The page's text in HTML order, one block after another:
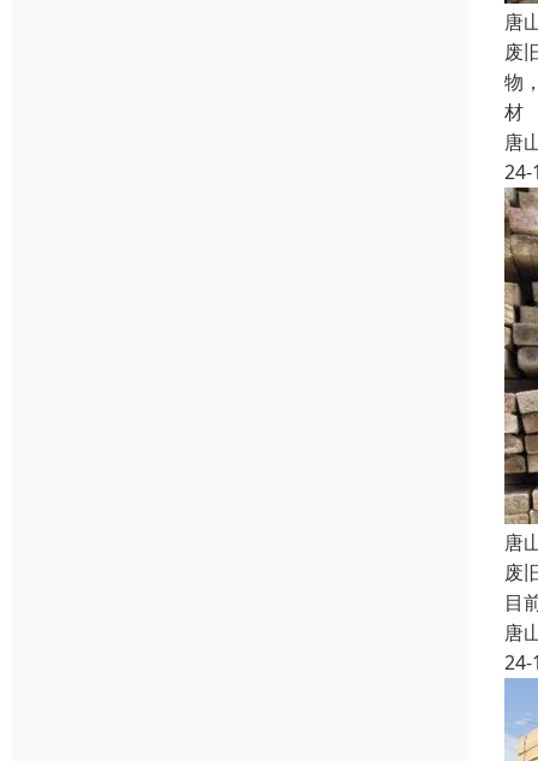
唐
废
物
材
唐
24-
唐
废
目
唐
24-